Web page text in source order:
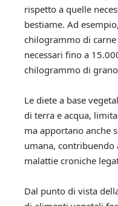
rispetto a quelle
bestiame. Ad
chilogrammo di
necessari fino a
chilogrammo di
Le diete a base
di terra e acqua,
ma apportano anche
umana, contribuendo
malattie croniche
Dal punto di vista